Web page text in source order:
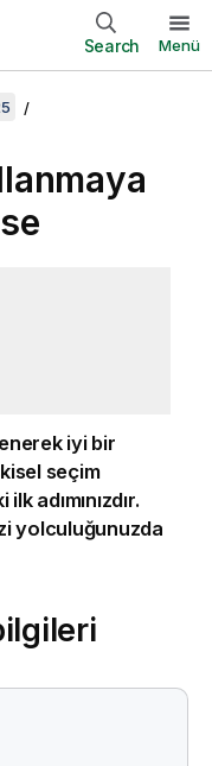
Search Menü
iyi bir
seçim
adımınızdır.
yolculuğunuzda